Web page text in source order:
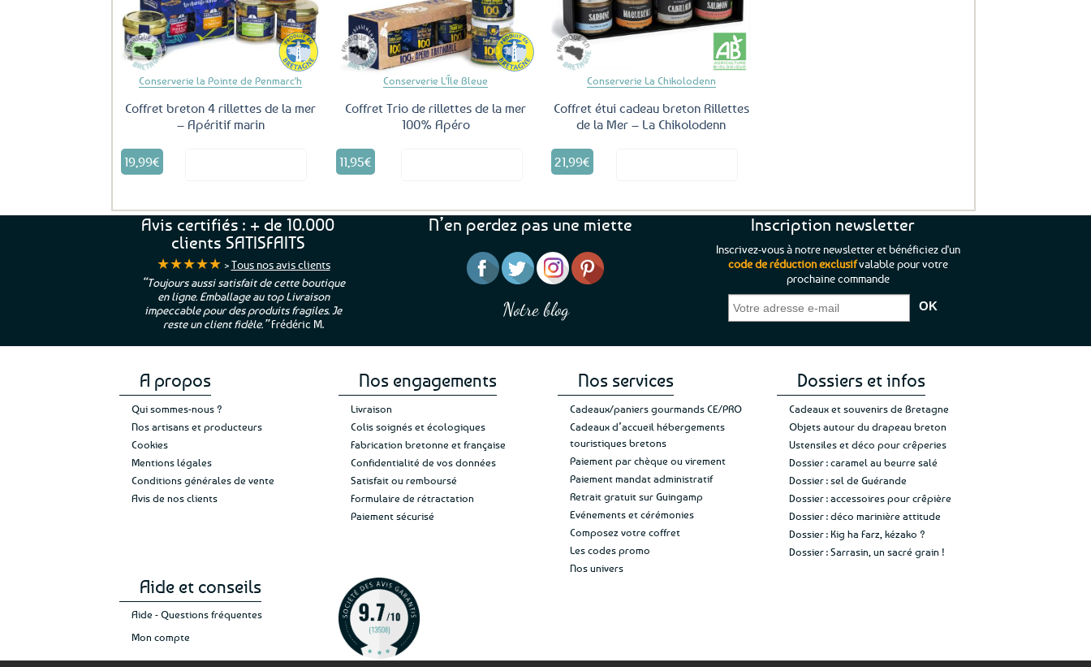
favoris
Conserverie la Pointe de Penmarc'h
Coffret breton 4 rillettes de la mer
– Apéritif marin
19,99€
favoris
Conserverie L'Île Bleue
Coffret Trio de rillettes de la mer
100% Apéro
11,95€
favoris
Conserverie La Chikolodenn
Coffret étui cadeau breton Rillettes
de la Mer – La Chikolodenn
21,99€
Avis certifiés : + de 10.000
clients SATISFAITS
★★★★★ >Tous nos avis clients
“Toujours aussi satisfait de cette boutique
en ligne. Emballage au top Livraison
impeccable pour des produits fragiles. Je
reste un client fidèle.”Frédéric M.
“Une boutique que je recommande pour
leur sérieux, des bons et beaux produits
et une équipe à l’écoute :-)”Patricia M.
“J’ai mis 5 étoiles parce que je pouvais pas
en mettre 6 ;)
Je suis plus que satisfaite de mon achat et
de ma livraison. Ne changez rien”Jade C.
“C’est agréable et tout aussi rassurant
de constater qu’il n’y a pas de petite
commande, mais un client à satisfaire.”
N’en perdez pas une miette
Notre blog
Inscription newsletter
Inscrivez-vous à notre newsletter et bénéficiez d'un
code de réduction exclusifvalable pour votre
prochaine commande
A propos
Qui sommes-nous ?
Nos artisans et producteurs
Cookies
Mentions légales
Conditions générales de vente
Avis de nos clients
Nos engagements
Livraison
Colis soignés et écologiques
Fabrication bretonne et française
Confidentialité de vos données
Satisfait ou remboursé
Formulaire de rétractation
Paiement sécurisé
Nos services
Cadeaux/paniers gourmands CE/PRO
Cadeaux d’accueil hébergements
touristiques bretons
Paiement par chèque ou virement
Paiement mandat administratif
Retrait gratuit sur Guingamp
Evénements et cérémonies
Composez votre coffret
Les codes promo
Nos univers
Dossiers et infos
Cadeaux et souvenirs de Bretagne
Objets autour du drapeau breton
Ustensiles et déco pour crêperies
Dossier : caramel au beurre salé
Dossier : sel de Guérande
Dossier : accessoires pour crêpière
Dossier : déco marinière attitude
Dossier : Kig ha Farz, kézako ?
Dossier : Sarrasin, un sacré grain !
Aide et conseils
Aide - Questions fréquentes
Mon compte